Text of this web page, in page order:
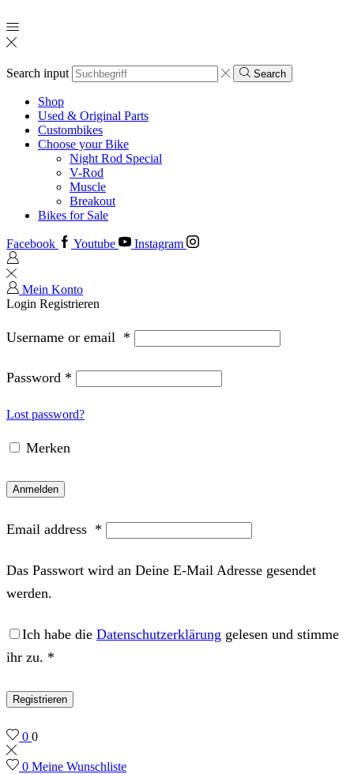
Search input Search
Shop
Used & Original Parts
Custombikes
Choose your Bike
Night Rod Special
V-Rod
Muscle
Breakout
Bikes for Sale
Facebook Youtube Instagram
Mein Konto
Login Registrieren
Username or email *
Password *
Lost password?
Merken
Anmelden
Email address *
Das Passwort wird an Deine E-Mail Adresse gesendet
werden.
Ich habe die Datenschutzerklärung gelesen und stimme
ihr zu. *
Registrieren
0 0
0 Meine Wunschliste